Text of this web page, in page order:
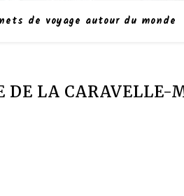
de voyage autour du monde
DE LA CARAVELLE-